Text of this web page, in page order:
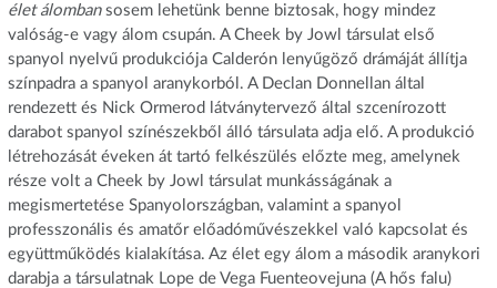
élet álomban sosem lehetünk benne biztosak, hogy mindez
valóság-e vagy álom csupán. A Cheek by Jowl társulat első
spanyol nyelvű produkciója Calderón lenyűgöző drámáját állítja
színpadra a spanyol aranykorból. A Declan Donnellan által
rendezett és Nick Ormerod látványtervező által szcenírozott
darabot spanyol színészekből álló társulata adja elő. A produkció
létrehozását éveken át tartó felkészülés előzte meg, amelynek
része volt a Cheek by Jowl társulat munkásságának a
megismertetése Spanyolországban, valamint a spanyol
professzonális és amatőr előadóművészekkel való kapcsolat és
együttműködés kialakítása. Az élet egy álom a második aranykori
darabja a társulatnak Lope de Vega Fuenteovejuna (A hős falu)